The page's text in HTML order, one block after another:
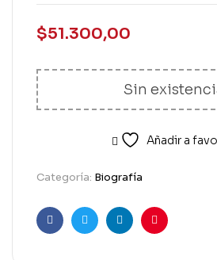
$51.300,00
Sin
Añadir a
Categoría: Biografía
FacebookTwitterLinkedinPinterest